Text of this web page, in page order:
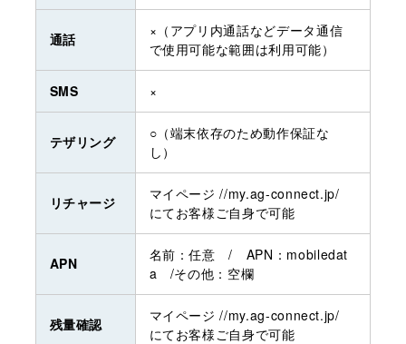
通話
×（アプリ内通話などデータ通信
で使用可能な範囲は利用可能）
SMS ×
テザリング
○（端末依存のため動作保証な
し）
リチャージ
マイページ //my.ag-connect.jp/
にてお客様ご自身で可能
APN
名前：任意 / APN：mobiledat
a /その他：空欄
残量確認
マイページ //my.ag-connect.jp/
にてお客様ご自身で可能